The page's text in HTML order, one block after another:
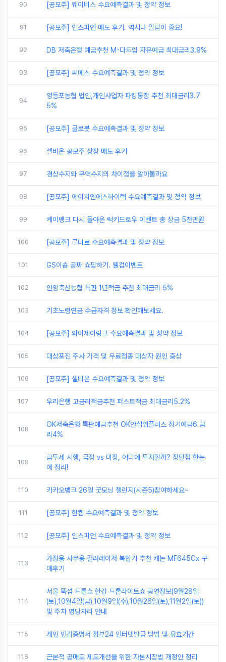
90 [공모주] 웨이비스 수요예측결과 및 청약 정보
91 [공모주] 인스피언 매도 후기. 역시나 알람이 중요!
92 DB 저축은행 예금추천 M-다드림 자유예금 최대금리3.9%
93 [공모주] 씨메스 수요예측결과 및 청약 정보
94
영등포농협 법인,개인사업자 파킹통장 추천 최대금리3.7
5%
95 [공모주] 클로봇 수요예측결과 및 청약 정보
96 셀비온 공모주 상장 매도 후기
97 경상수지와 무역수지의 차이점을 알아볼까요
98 [공모주] 에이치엔에스하이텍 수요예측결과 및 청약 정보
99 케이뱅크 다시 돌아온 럭키드로우 이벤트 총 상금 5천만원
100 [공모주] 루미르 수요예측결과 및 청약 정보
101 GS이숍 공짜 쇼핑하기. 웰컴이벤트
102 안양축산농협 특판 1년적금 추천 최대금리 5%
103 기초노령연금 수급자격 정보 확인해보세요.
104 [공모주] 와이제이링크 수요예측결과 및 청약 정보
105 대상포진 주사 가격 및 무료접종 대상자 원인 증상
106 [공모주] 셀비온 수요예측결과 및 청약 정보
107 우리은행 고금리적금추천 퍼스트적금 최대금리5.2%
108
OK저축은행 특판예금추천 OK안심앱플러스 정기예금6 금
리4%
109
금투세 시행, 국장 vs 미장, 어디에 투자할까? 장단점 한눈
에 정리!
110 카카오뱅크 26일 굿모닝 챌린지(시즌5)참여하세요~
111 [공모주] 한켐 수요예측결과 및 청약 정보
112 [공모주] 인스피언 수요예측결과 및 청약 정보
113
가정용 사무용 컬러레이저 복합기 추천 캐논 MF645Cx 구
매후기
114
서울 뚝섬 드론쇼 한강 드론라이트쇼 공연정보(9월28일
(토),10월4일(금),10월9일(수),10월26일(토),11월2일(토))
및 주차 명당자리 안내
115 개인 인감증명서 정부24 인터넷발급 방법 및 유효기간
116 근본적 공매도 제도개선을 위한 자본시장법 개정안 정리